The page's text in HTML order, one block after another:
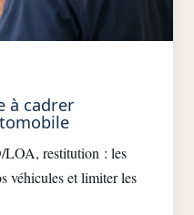
à cadrer
restitution : les
véhicules et limiter les